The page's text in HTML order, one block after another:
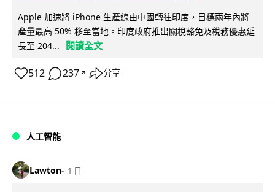
Apple 加速將 iPhone 生產線由中國轉往印度，目標兩年內將
產量最高 50% 移至當地。印度政府推出關稅豁免及稅務優惠延
長至 204...
閱讀全文
512 237 ↗ 分享
人工智能
Lawton 1 日